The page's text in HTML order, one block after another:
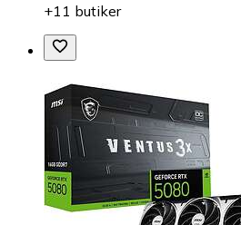
+11 butiker